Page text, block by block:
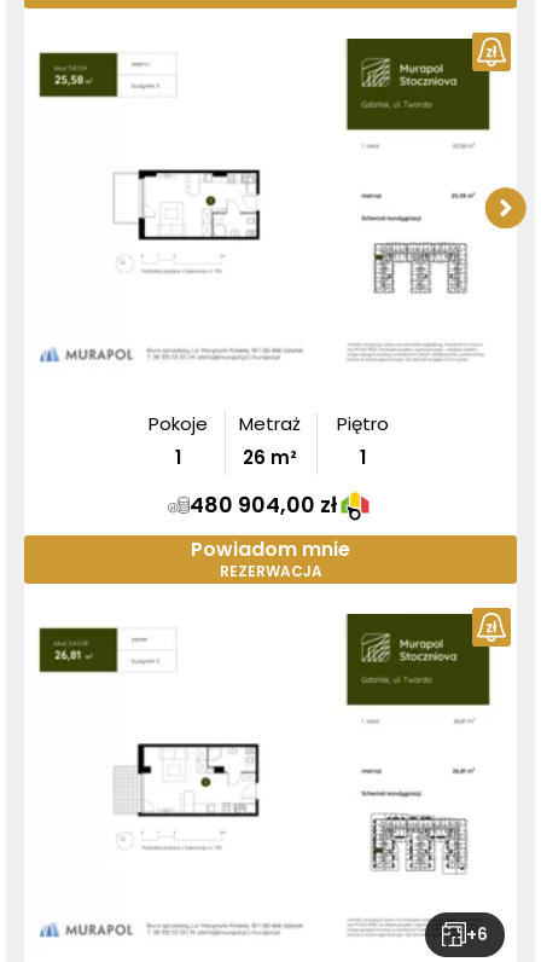
Pokoje
1
Metraż
26 m²
Piętro
1
480 904,00 zł
Powiadom mnie
REZERWACJA
+6